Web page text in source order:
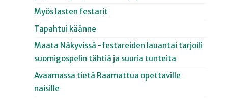
Myös lasten festarit
Tapahtui käänne
Maata Näkyvissä -festareiden lauantai tarjoili
suomigospelin tähtiä ja suuria tunteita
Avaamassa tietä Raamattua opettaville
naisille